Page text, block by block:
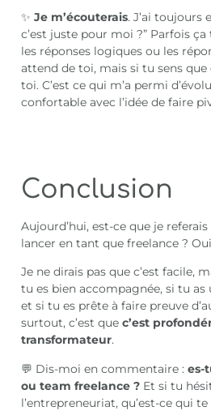
✨Je m’écouterais. J’ai toujours
c’est juste pour moi ?” Parfois
les réponses logiques ou les
attend de toi, mais si tu sens
toi. C’est ce qui m’a permi
confortable avec l’idée de faire
Conclusion
Aujourd’hui, est-ce que je
lancer en tant que freelance ?
Je ne dirais pas que c’est facile,
tu es bien accompagnée, si tu
et si tu es prête à faire preuve
surtout, c’est quec’est
transformateur.
💬 Dis-moi en commentaire :es-
ou team freelance ? Et si tu
l’entrepreneuriat, qu’est-ce qui